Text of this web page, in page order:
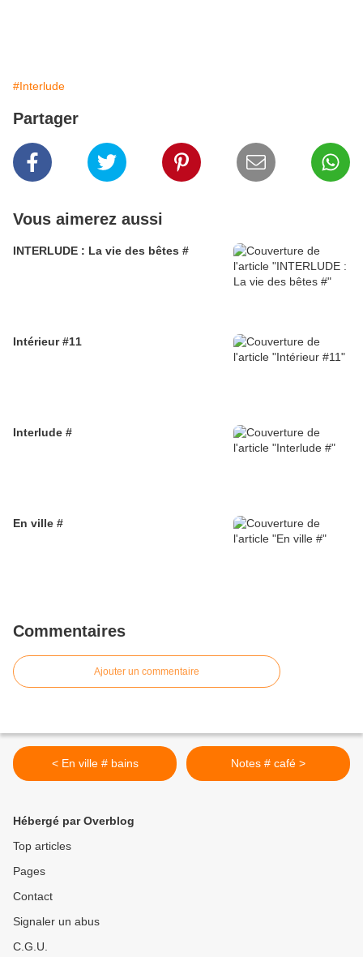
#Interlude
Partager
Vous aimerez aussi
INTERLUDE : La vie des bêtes #
Intérieur #11
Interlude #
En ville #
Commentaires
Ajouter un commentaire
< En ville # bains Notes # café >
Hébergé par Overblog
Top articles
Pages
Contact
Signaler un abus
C.G.U.